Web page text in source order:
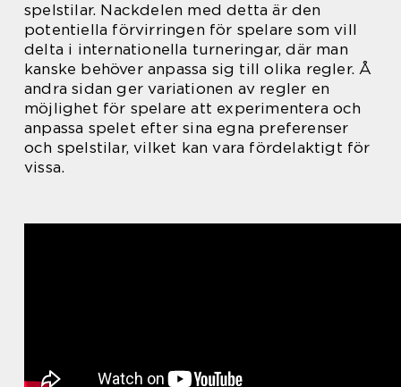
spelstilar. Nackdelen med detta är den
potentiella förvirringen för spelare som vill
delta i internationella turneringar, där man
kanske behöver anpassa sig till olika regler. Å
andra sidan ger variationen av regler en
möjlighet för spelare att experimentera och
anpassa spelet efter sina egna preferenser
och spelstilar, vilket kan vara fördelaktigt för
vissa.